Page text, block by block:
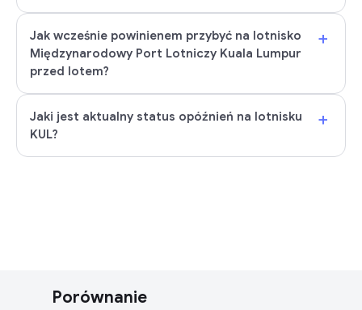
Jak wcześnie powinienem przybyć na lotnisko
Międzynarodowy Port Lotniczy Kuala Lumpur
przed lotem?
+
Jaki jest aktualny status opóźnień na lotnisku
KUL?
+
Porównanie